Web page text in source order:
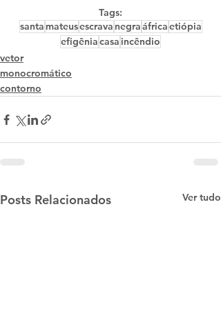
Tags:
santa mateusescrava negraáfricaetiópia
efigêniacasa incêndio
vetor
monocromático
contorno
Posts Relacionados Ver tudo